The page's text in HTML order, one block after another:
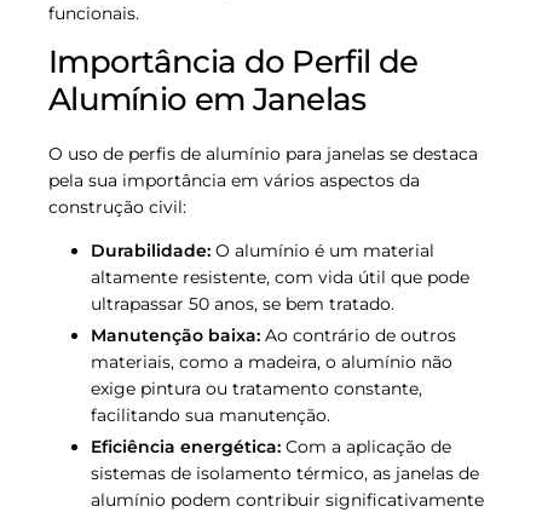
funcionais.
Importância do Perfil de
Alumínio em Janelas
O uso de perfis de alumínio para janelas se destaca
pela sua importância em vários aspectos da
construção civil:
Durabilidade: O alumínio é um material
altamente resistente, com vida útil que pode
ultrapassar 50 anos, se bem tratado.
Manutenção baixa: Ao contrário de outros
materiais, como a madeira, o alumínio não
exige pintura ou tratamento constante,
facilitando sua manutenção.
Eficiência energética: Com a aplicação de
sistemas de isolamento térmico, as janelas de
alumínio podem contribuir significativamente